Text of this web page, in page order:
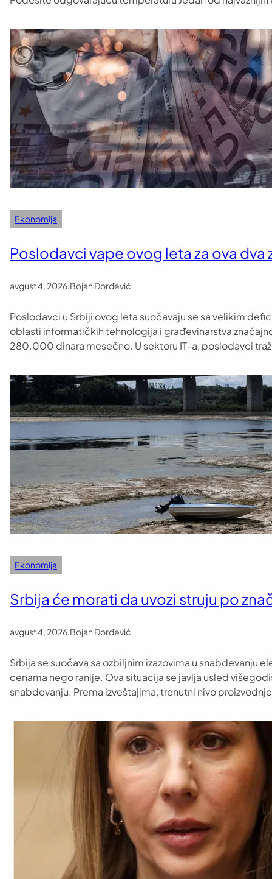
Ekonomija
Poslodavci vape ovog leta za ova
avgust 4, 2026.Bojan Đorđević
Poslodavci u Srbiji ovog leta suočavaju se sa velikim
oblasti informatičkih tehnologija i građevinarstva
280.000 dinara mesečno. U sektoru IT-a, poslodavci
Ekonomija
Srbija će morati da uvozi struju po
avgust 4, 2026.Bojan Đorđević
Srbija se suočava sa ozbiljnim izazovima u snabdevanju
cenama nego ranije. Ova situacija se javlja usled
snabdevanju. Prema izveštajima, trenutni nivo